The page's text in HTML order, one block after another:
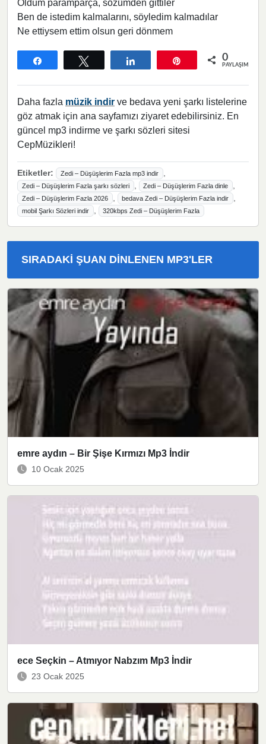
Oldum paramparça, sözümden gittiler
Ben de istedim kalmalarını, söyledim kalmadılar
Ne ettiysem ettim olsun geri dönmem
0
PAYLAŞIMLAR
Daha fazla müzik indir ve bedava yeni şarkı listelerine
göz atmak için ana sayfamızı ziyaret edebilirsiniz. En
güncel mp3 indirme ve şarkı sözleri sitesi
CepMüzikleri!
Etiketler: Zedi – Düşüşlerim Fazla mp3 indir
Zedi – Düşüşlerim Fazla şarkı sözleri Zedi – Düşüşlerim Fazla dinle
Zedi – Düşüşlerim Fazla 2026 bedava Zedi – Düşüşlerim Fazla indir
mobil Şarkı Sözleri indir 320kbps Zedi – Düşüşlerim Fazla
SIRADAKI ŞUAN DINLENEN MP3'LER
emre aydın – Bir Şişe Kırmızı Mp3 İndir
10 Ocak 2025
ece Seçkin – Atmıyor Nabzım Mp3 İndir
23 Ocak 2025